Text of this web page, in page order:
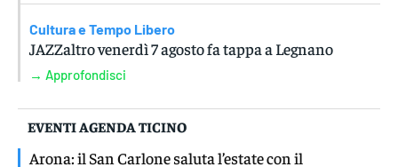
Cultura e Tempo Libero
JAZZaltro venerdì 7 agosto fa tappa a Legnano
→ Approfondisci
EVENTI AGENDA TICINO
Arona: il San Carlone saluta l’estate con il